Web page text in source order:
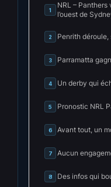
1
NRL – Panthers
l’ouest de
2 Penrith déroule,
3 Parramatta
4 Un derby qui
5 Pronostic NRL
6 Avant tout, un
7 Aucun
8 Des infos qui